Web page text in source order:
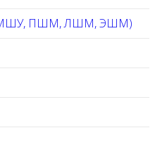
(МШУ, ПШМ, ЛШМ, ЭШМ)